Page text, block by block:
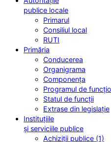
publice locale
Primarul
Consiliul local
RUTI
Primăria
Conducerea
Organigrama
Componența
Programul de
Statul de funcții
Extrase din legislație
Instituțiile
și serviciile publice
Achiziții publice (1)